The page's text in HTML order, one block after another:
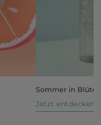
Sommer in Blüte
Jetzt entdecken